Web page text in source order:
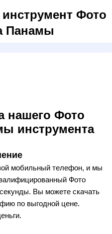
Фото
Панамы
нашего Фото
инструмента
мобильный телефон, и мы
Фото
Вы можете скачать
по выгодной цене.